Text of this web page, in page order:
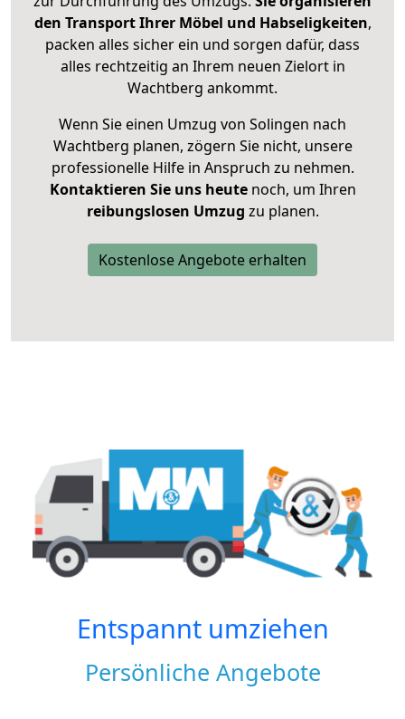
den Transport Ihrer Möbel und Habseligkeiten,
packen alles sicher ein und sorgen dafür, dass
alles rechtzeitig an Ihrem neuen Zielort in
Wachtberg ankommt.
Wenn Sie einen Umzug von Solingen nach
Wachtberg planen, zögern Sie nicht, unsere
professionelle Hilfe in Anspruch zu nehmen.
Kontaktieren Sie uns heutenoch, um Ihren
reibungslosen Umzug zu planen.
Kostenlose Angebote erhalten
Entspannt umziehen
Persönliche Angebote